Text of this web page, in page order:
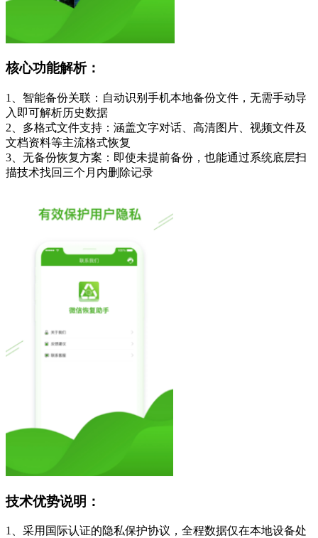
核心功能解析：
1、智能备份关联：自动识别手机本地备份文件，无需手动导
入即可解析历史数据
2、多格式文件支持：涵盖文字对话、高清图片、视频文件及
文档资料等主流格式恢复
3、无备份恢复方案：即使未提前备份，也能通过系统底层扫
描技术找回三个月内删除记录
技术优势说明：
1、采用国际认证的隐私保护协议，全程数据仅在本地设备处